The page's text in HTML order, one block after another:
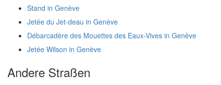
Stand in Genève
Jetée du Jet-deau in Genève
Débarcadère des Mouettes des Eaux-Vives in Genève
Jetée Wilson in Genève
Andere Straßen